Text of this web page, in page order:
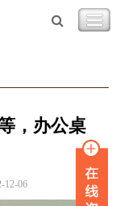
，办公桌
12-06